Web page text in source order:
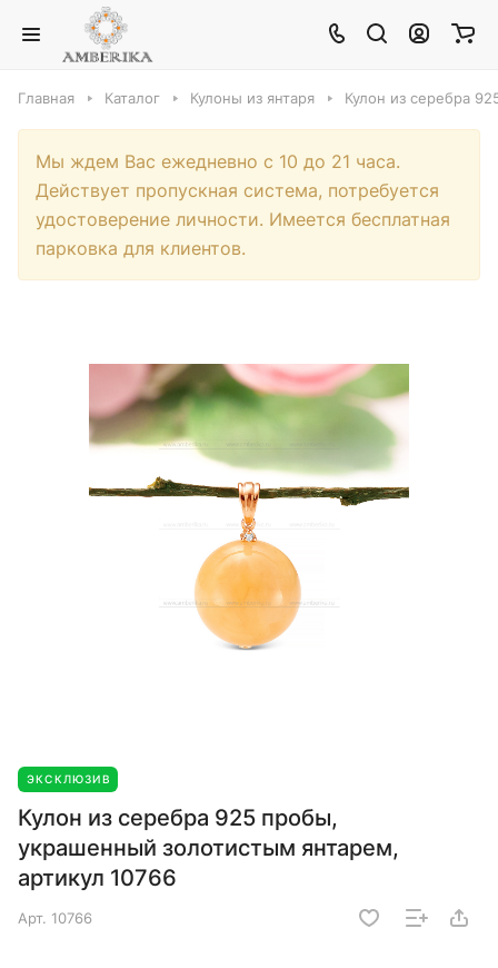
Главная Каталог Кулоны из янтаря Кулон из серебра
Мы ждем Вас ежедневно с 10 до 21 часа.
Действует пропускная система, потребуется
удостоверение личности. Имеется бесплатная
парковка для клиентов.
ЭКСКЛЮЗИВ
Кулон из серебра 925 пробы,
украшенный золотистым янтарем,
артикул 10766
Арт. 10766